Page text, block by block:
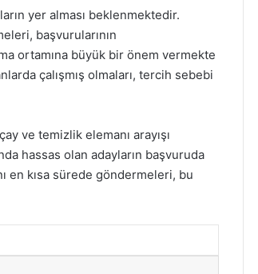
yer alması beklenmektedir.
başvurularının
ortamına büyük bir önem vermekte
çalışmış olmaları, tercih sebebi
ve temizlik elemanı arayışı
hassas olan adayların başvuruda
en kısa sürede göndermeleri, bu